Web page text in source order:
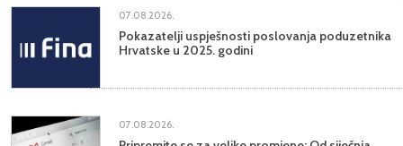
07.08.2026.
Pokazatelji uspješnosti poslovanja poduzetnika
Hrvatske u 2025. godini
07.08.2026.